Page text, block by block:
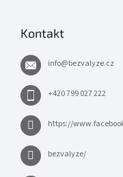
Kontakt
info@bezvalyze.cz
+420 799 027 222
https://
bezvalyze/